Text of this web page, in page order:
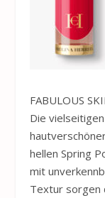
FABULOUS
Die
hellen Spring
mit
Textur sorgen